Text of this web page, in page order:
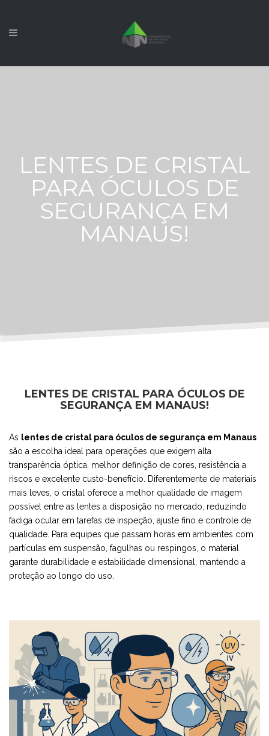
LENTES DE CRISTAL
PARA ÓCULOS DE
SEGURANÇA EM
MANAUS!
LENTES DE CRISTAL PARA ÓCULOS DE
SEGURANÇA EM MANAUS!
As lentes de cristal para óculos de segurança em Manaus
são a escolha ideal para operações que exigem alta
transparência óptica, melhor definição de cores, resistência a
riscos e excelente custo-benefício. Diferentemente de materiais
mais leves, o cristal oferece a melhor qualidade de imagem
possível entre as lentes a disposição no mercado, reduzindo
fadiga ocular em tarefas de inspeção, ajuste fino e controle de
qualidade. Para equipes que passam horas em ambientes com
partículas em suspensão, fagulhas ou respingos, o material
garante durabilidade e estabilidade dimensional, mantendo a
proteção ao longo do uso.